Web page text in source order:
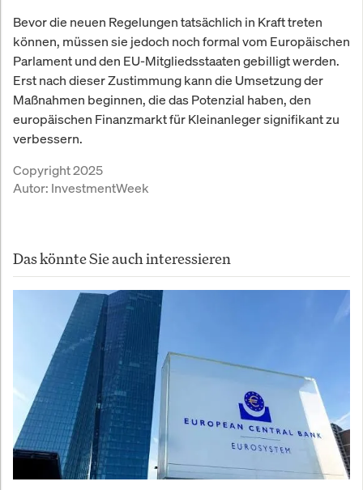
Bevor die neuen Regelungen tatsächlich in Kraft treten
können, müssen sie jedoch noch formal vom Europäischen
Parlament und den EU-Mitgliedsstaaten gebilligt werden.
Erst nach dieser Zustimmung kann die Umsetzung der
Maßnahmen beginnen, die das Potenzial haben, den
europäischen Finanzmarkt für Kleinanleger signifikant zu
verbessern.
Copyright 2025
Autor: InvestmentWeek
Das könnte Sie auch interessieren